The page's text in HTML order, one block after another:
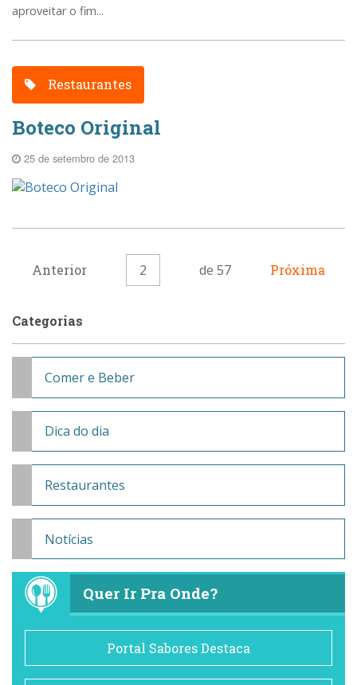
aproveitar o fim...
Restaurantes
Boteco Original
25 de setembro de 2013
Anterior 2 de 57 Próxima
Categorias
Comer e Beber
Dica do dia
Restaurantes
Notícias
Quer Ir Pra Onde?
Portal Sabores Destaca